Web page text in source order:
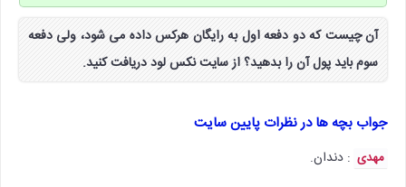
آن چیست که دو دفعه اول به رایگان هرکس داده می شود، ولی دفعه
سوم باید پول آن را بدهید؟ از سایت نکس لود دریافت کنید.
جواب بچه ها در نظرات پایین سایت
مهدی : دندان.